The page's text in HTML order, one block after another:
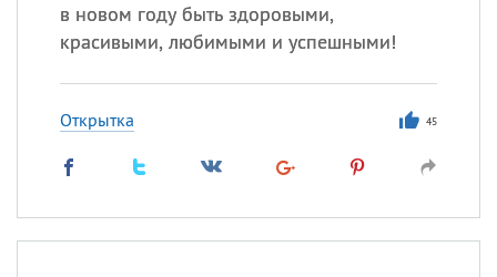
в новом году быть здоровыми,
красивыми, любимыми и успешными!
Открытка 45